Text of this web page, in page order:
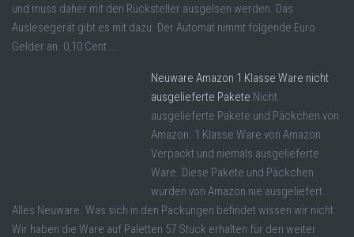
und muss daher mit den Rücksteller ausgelsen werden. Das
Auslesegerät gibt es mit dazu. Der Automat nimmt folgende Euro
Gelder an. 0,10 Cent ...
Neuware Amazon 1 Klasse Ware nicht
ausgelieferte Pakete Nicht
ausgelieferte Pakete und Päckchen von
Amazon. 1 Klasse Ware von Amazon.
Verpackt und niemals ausgelieferte
Ware. Diese Pakete und Päckchen
wurden von Amazon nie ausgeliefert.
Alles Neuware. Was sich in den Packungen befindet wissen wir nicht.
Wir haben die Ware auf Paletten 57 Stück erhalten für den weiter